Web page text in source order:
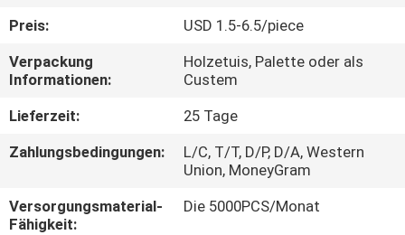
KONTAKT
MIT
UNS
FÄLLE
Preis:
USD 1.5-6.5/piece
Verpackung
Informationen:
Holzetuis, Palette oder als
Custem
Lieferzeit:
25 Tage
Zahlungsbedingungen:
L/C, T/T, D/P, D/A, Western
Union, MoneyGram
Versorgungsmaterial-
Fähigkeit:
Die 5000PCS/Monat